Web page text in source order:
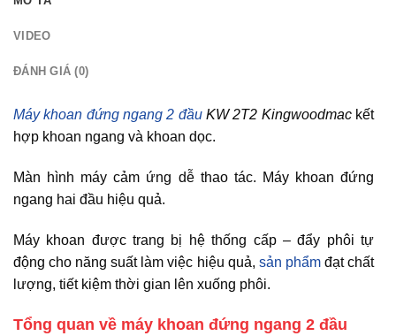
VIDEO
ĐÁNH GIÁ (0)
Máy khoan đứng ngang 2 đầu KW 2T2 Kingwoodmackết
hợp khoan ngang và khoan dọc.
Màn hình máy cảm ứng dễ thao tác. Máy khoan đứng
ngang hai đầu hiệu quả.
Máy khoan được trang bị hệ thống cấp – đẩy phôi tự
động cho năng suất làm việc hiệu quả, sản phẩmđạt chất
lượng, tiết kiệm thời gian lên xuống phôi.
Tổng quan về máy khoan đứng ngang 2 đầu